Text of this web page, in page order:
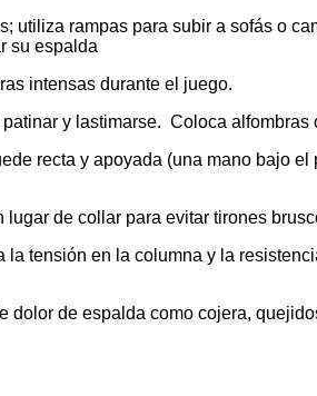
utiliza rampas para subir a sofás o
su espalda
intensas durante el juego.
y lastimarse. Coloca
recta y apoyada (una mano bajo
de collar para evitar tirones
tensión en la columna y la
de espalda como cojera,